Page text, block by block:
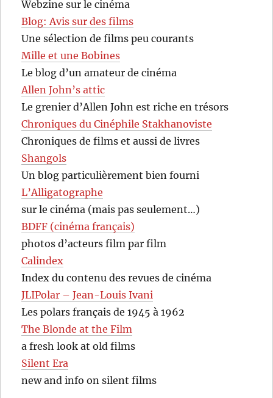
Webzine sur le cinéma
Blog: Avis sur des films
Une sélection de films peu courants
Mille et une Bobines
Le blog d’un amateur de cinéma
Allen John’s attic
Le grenier d’Allen John est riche en trésors
Chroniques du Cinéphile Stakhanoviste
Chroniques de films et aussi de livres
Shangols
Un blog particulièrement bien fourni
L’Alligatographe
sur le cinéma (mais pas seulement…)
BDFF (cinéma français)
photos d’acteurs film par film
Calindex
Index du contenu des revues de cinéma
JLIPolar – Jean-Louis Ivani
Les polars français de 1945 à 1962
The Blonde at the Film
a fresh look at old films
Silent Era
new and info on silent films